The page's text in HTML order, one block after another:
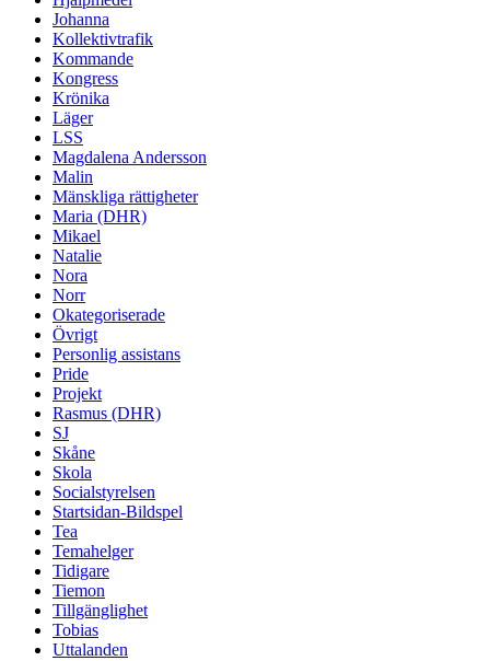
Johanna
Kollektivtrafik
Kommande
Kongress
Krönika
Läger
LSS
Magdalena Andersson
Malin
Mänskliga rättigheter
Maria (DHR)
Mikael
Natalie
Nora
Norr
Okategoriserade
Övrigt
Personlig assistans
Pride
Projekt
Rasmus (DHR)
SJ
Skåne
Skola
Socialstyrelsen
Startsidan-Bildspel
Tea
Temahelger
Tidigare
Tiemon
Tillgänglighet
Tobias
Uttalanden